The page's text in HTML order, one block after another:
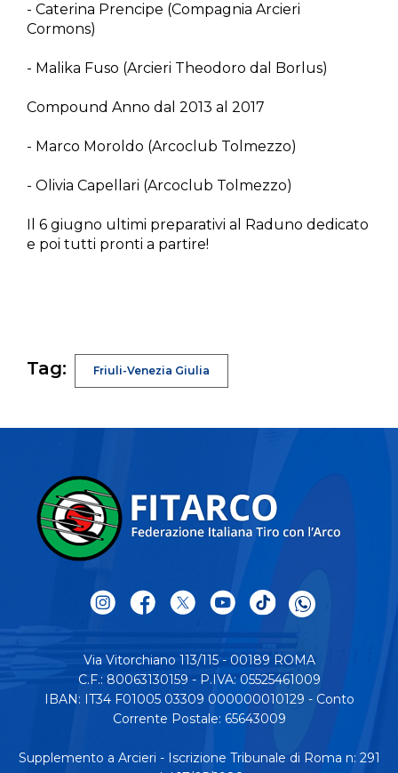
- Caterina Prencipe (Compagnia Arcieri
Cormons)
- Malika Fuso (Arcieri Theodoro dal Borlus)
Compound Anno dal 2013 al 2017
- Marco Moroldo (Arcoclub Tolmezzo)
- Olivia Capellari (Arcoclub Tolmezzo)
Il 6 giugno ultimi preparativi al Raduno dedicato
e poi tutti pronti a partire!
Tag: Friuli-Venezia Giulia
Via Vitorchiano 113/115 - 00189 ROMA
C.F.: 80063130159 - P.IVA: 05525461009
IBAN: IT34 F01005 03309 000000010129 - Conto
Corrente Postale: 65643009
Supplemento a Arcieri - Iscrizione Tribunale di Roma n: 291